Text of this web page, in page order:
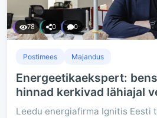
78 0 0
Postimees Majandus
Energeetikaekspert:
hinnad kerkivad lähiajal
Leedu energiafirma Ignitis Eesti